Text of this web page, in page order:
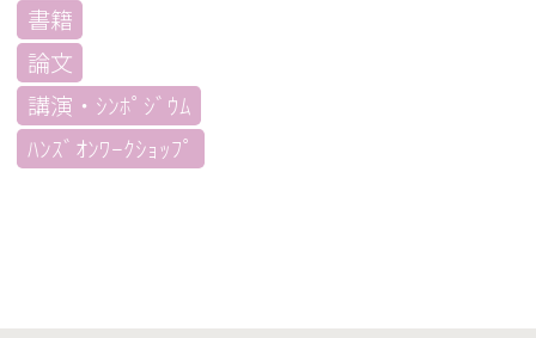
書籍
論文
講演・ｼﾝﾎﾟｼﾞｳﾑ
ﾊﾝｽﾞｵﾝﾜｰｸｼｮｯﾌﾟ